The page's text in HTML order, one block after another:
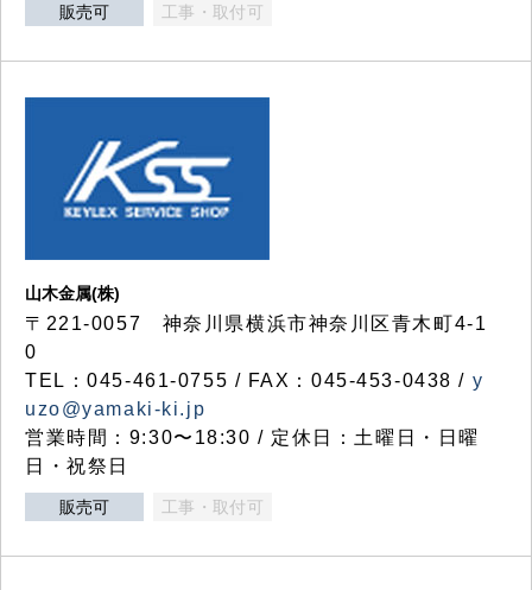
販売可 工事・取付可
山木金属(株)
〒221-0057 神奈川県横浜市神奈川区青木町4-1
0
TEL：045-461-0755 / FAX：045-453-0438 / y
uzo@yamaki-ki.jp
営業時間：9:30〜18:30 / 定休日：土曜日・日曜
日・祝祭日
販売可 工事・取付可